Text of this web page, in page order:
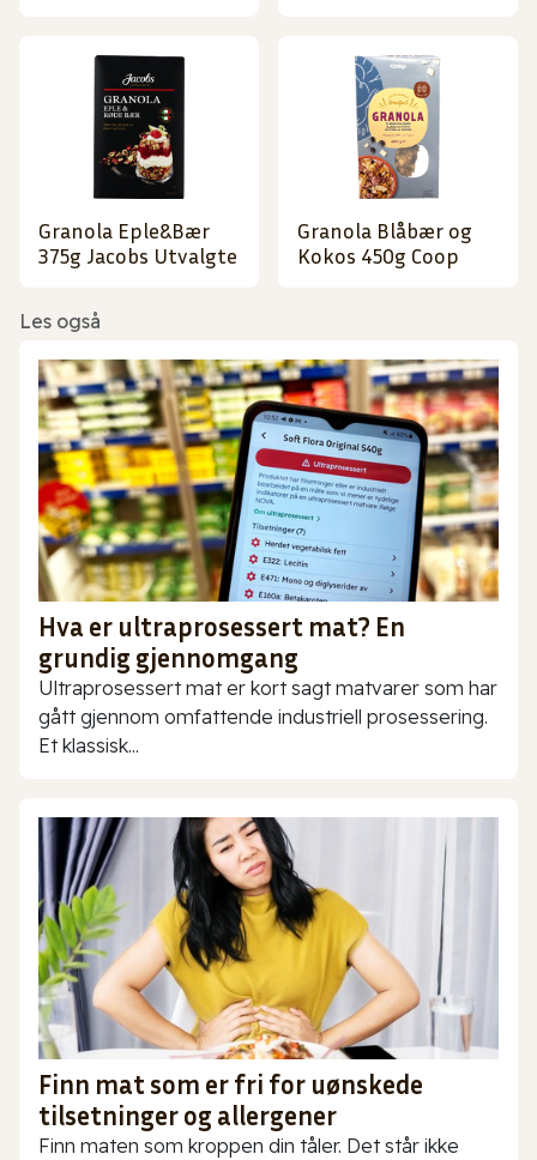
Granola Eple&Bær
375g Jacobs Utvalgte
Granola Blåbær og
Kokos 450g Coop
Les også
Hva er ultraprosessert mat? En
grundig gjennomgang
Ultraprosessert mat er kort sagt matvarer som har
gått gjennom omfattende industriell prosessering.
Et klassisk...
Finn mat som er fri for uønskede
tilsetninger og allergener
Finn maten som kroppen din tåler. Det står ikke